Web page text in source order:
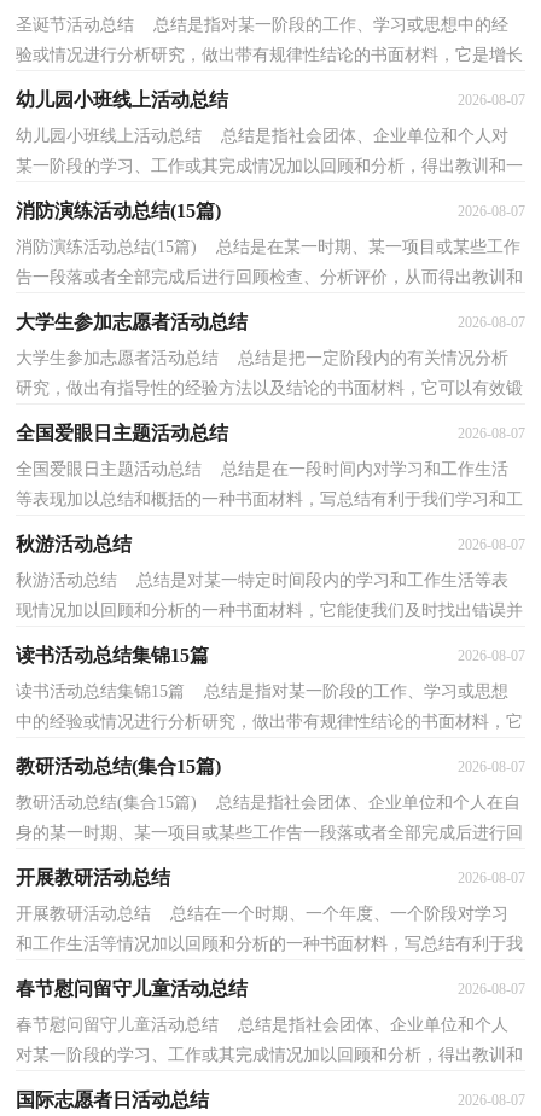
圣诞节活动总结 总结是指对某一阶段的工作、学习或思想中的经
验或情况进行分析研究，做出带有规律性结论的书面材料，它是增长
幼儿园小班线上活动总结 2026-08-07
幼儿园小班线上活动总结 总结是指社会团体、企业单位和个人对
某一阶段的学习、工作或其完成情况加以回顾和分析，得出教训和一
消防演练活动总结(15篇) 2026-08-07
消防演练活动总结(15篇) 总结是在某一时期、某一项目或某些工作
告一段落或者全部完成后进行回顾检查、分析评价，从而得出教训和
大学生参加志愿者活动总结 2026-08-07
大学生参加志愿者活动总结 总结是把一定阶段内的有关情况分析
研究，做出有指导性的经验方法以及结论的书面材料，它可以有效锻
炼我们的语言组织能力，让我们一起认真地写一份总...
全国爱眼日主题活动总结 2026-08-07
全国爱眼日主题活动总结 总结是在一段时间内对学习和工作生活
等表现加以总结和概括的一种书面材料，写总结有利于我们学习和工
秋游活动总结 2026-08-07
秋游活动总结 总结是对某一特定时间段内的学习和工作生活等表
现情况加以回顾和分析的一种书面材料，它能使我们及时找出错误并
读书活动总结集锦15篇 2026-08-07
读书活动总结集锦15篇 总结是指对某一阶段的工作、学习或思想
中的经验或情况进行分析研究，做出带有规律性结论的书面材料，它
教研活动总结(集合15篇) 2026-08-07
教研活动总结(集合15篇) 总结是指社会团体、企业单位和个人在自
身的某一时期、某一项目或某些工作告一段落或者全部完成后进行回
开展教研活动总结 2026-08-07
开展教研活动总结 总结在一个时期、一个年度、一个阶段对学习
和工作生活等情况加以回顾和分析的一种书面材料，写总结有利于我
们学习和工作能力的提高，让我们抽出时间写写总...
春节慰问留守儿童活动总结 2026-08-07
春节慰问留守儿童活动总结 总结是指社会团体、企业单位和个人
对某一阶段的学习、工作或其完成情况加以回顾和分析，得出教训和
国际志愿者日活动总结 2026-08-07